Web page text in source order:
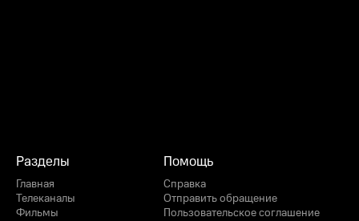
Разделы
Главная
Телеканалы
Фильмы
Помощь
Справка
Отправить обращение
Пользовательское соглашение